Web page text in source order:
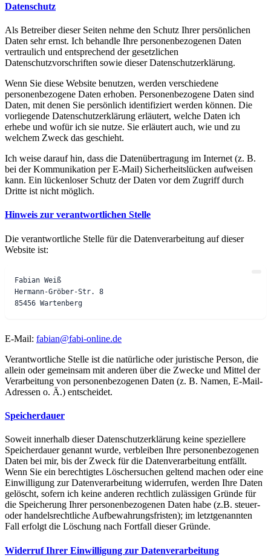
Datenschutz
Als Betreiber dieser Seiten nehme den Schutz Ihrer persönlichen
Daten sehr ernst. Ich behandle Ihre personenbezogenen Daten
vertraulich und entsprechend der gesetzlichen
Datenschutzvorschriften sowie dieser Datenschutzerklärung.
Wenn Sie diese Website benutzen, werden verschiedene
personenbezogene Daten erhoben. Personenbezogene Daten sind
Daten, mit denen Sie persönlich identifiziert werden können. Die
vorliegende Datenschutzerklärung erläutert, welche Daten ich
erhebe und wofür ich sie nutze. Sie erläutert auch, wie und zu
welchem Zweck das geschieht.
Ich weise darauf hin, dass die Datenübertragung im Internet (z. B.
bei der Kommunikation per E-Mail) Sicherheitslücken aufweisen
kann. Ein lückenloser Schutz der Daten vor dem Zugriff durch
Dritte ist nicht möglich.
Hinweis zur verantwortlichen Stelle
Die verantwortliche Stelle für die Datenverarbeitung auf dieser
Website ist:
Fabian Weiß
Hermann-Gröber-Str. 8
E-Mail: fabian@fabi-online.de
Verantwortliche Stelle ist die natürliche oder juristische Person, die
allein oder gemeinsam mit anderen über die Zwecke und Mittel der
Verarbeitung von personenbezogenen Daten (z. B. Namen, E-Mail-
Adressen o. Ä.) entscheidet.
Speicherdauer
Soweit innerhalb dieser Datenschutzerklärung keine speziellere
Speicherdauer genannt wurde, verbleiben Ihre personenbezogenen
Daten bei mir, bis der Zweck für die Datenverarbeitung entfällt.
Wenn Sie ein berechtigtes Löschersuchen geltend machen oder eine
Einwilligung zur Datenverarbeitung widerrufen, werden Ihre Daten
gelöscht, sofern ich keine anderen rechtlich zulässigen Gründe für
die Speicherung Ihrer personenbezogenen Daten habe (z.B. steuer-
oder handelsrechtliche Aufbewahrungsfristen); im letztgenannten
Fall erfolgt die Löschung nach Fortfall dieser Gründe.
Widerruf Ihrer Einwilligung zur Datenverarbeitung